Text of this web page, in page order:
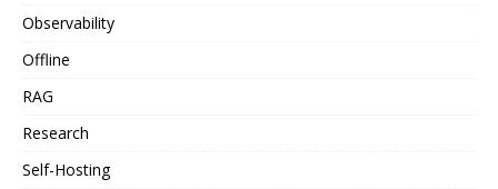
Observability
Offline
RAG
Research
Self-Hosting